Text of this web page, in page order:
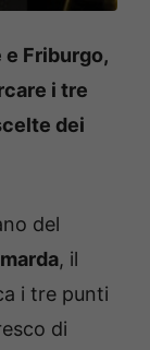
e Friburgo,
i tre
dei
del
, il
i tre punti
di